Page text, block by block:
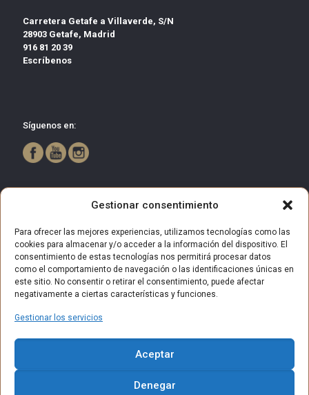
Gestionar consentimiento
Para ofrecer las mejores experiencias, utilizamos tecnologías como las
cookies para almacenar y/o acceder a la información del dispositivo. El
consentimiento de estas tecnologías nos permitirá procesar datos
como el comportamiento de navegación o las identificaciones únicas en
este sitio. No consentir o retirar el consentimiento, puede afectar
negativamente a ciertas características y funciones.
Gestionar los servicios
Aceptar
Denegar
Carretera Getafe a Villaverde, S/N
28903 Getafe, Madrid
916 81 20 39
Escríbenos
Síguenos en:
© 2025 Centro Comercial Bulevar Getafe. Todos los derechos
reservados.
Política de privacidad